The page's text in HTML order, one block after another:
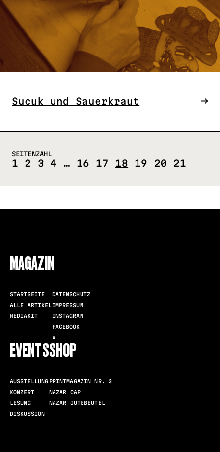
Sucuk und Sauerkraut
SEITENZAHL
1 2 3 4 … 16 17 18 19 20 21
MAGAZIN
STARTSEITE
ALLE ARTIKEL
MEDIAKIT
DATENSCHUTZ
IMPRESSUM
INSTAGRAM
FACEBOOK
X
EVENTS
AUSSTELLUNG
KONZERT
LESUNG
DISKUSSION
SHOP
PRINTMAGAZIN NR. 3
NAZAR CAP
NAZAR JUTEBEUTEL